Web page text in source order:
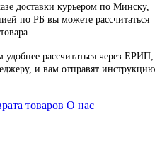
доставки курьером по Минску,
по РБ вы можете рассчитаться
удобнее рассчитаться через ЕРИП,
и вам отправят инструкцию
товаров О нас